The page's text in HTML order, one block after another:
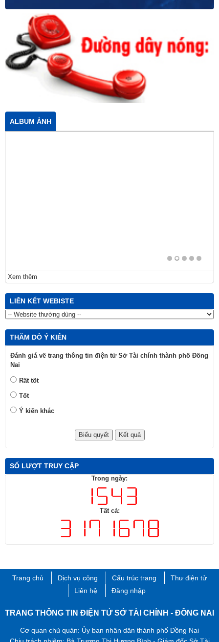
ALBUM ẢNH
Xem thêm
LIÊN KẾT WEBISTE
THĂM DÒ Ý KIẾN
Đánh giá về trang thông tin điện tử Sở Tài chính thành phố Đồng
Nai
Rất tốt
Tốt
Ý kiến khác
SỐ LƯỢT TRUY CẬP
Trong ngày:
Tất cả:
Trang chủ Dịch vụ công Cấu trúc trang
Thư điện tử
Liên hệ
Đăng nhập
TRANG THÔNG TIN ĐIỆN TỬ SỞ TÀI CHÍNH - ĐỒNG NAI
Cơ quan chủ quản: Ủy ban nhân dân thành phố Đồng Nai